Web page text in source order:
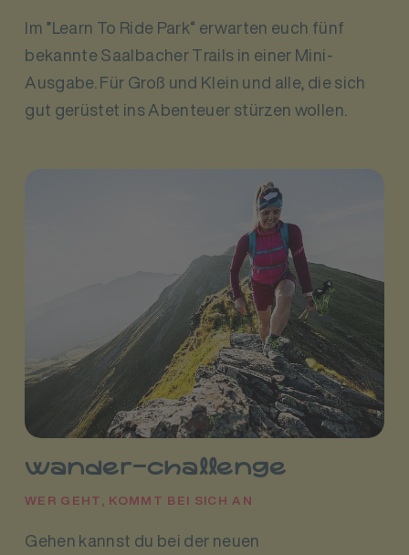
Im ”Learn To Ride Park“ erwarten euch fünf
bekannte Saalbacher Trails in einer Mini-
Ausgabe. Für Groß und Klein und alle, die sich
gut gerüstet ins Abenteuer stürzen wollen.
wander-challenge
WER GEHT, KOMMT BEI SICH AN
Gehen kannst du bei der neuen